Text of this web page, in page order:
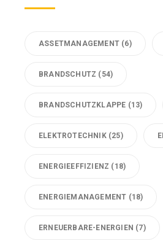
ASSETMANAGEMENT (6)
BRANDSCHUTZ (54)
BRANDSCHUTZKLAPPE (13)
ELEKTROTECHNIK(25)
ENERGIEEFFIZIENZ (18)
ENERGIEMANAGEMENT (18)
ERNEUERBARE-ENERGIEN (7)